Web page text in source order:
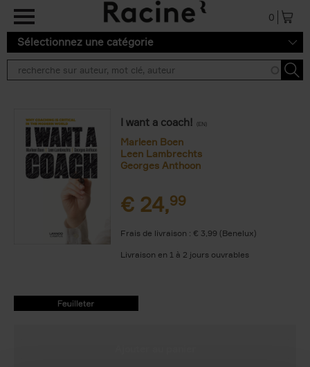
Aller au contenu principal
0
Sélectionnez une catégorie
I want a coach! (EN)
Marleen Boen
Leen Lambrechts
Georges Anthoon
€ 24,99
Frais de livraison : € 3,99 (Benelux)
Livraison en 1 à 2 jours ouvrables
9789401411097.PDF
9789401411097.PDF